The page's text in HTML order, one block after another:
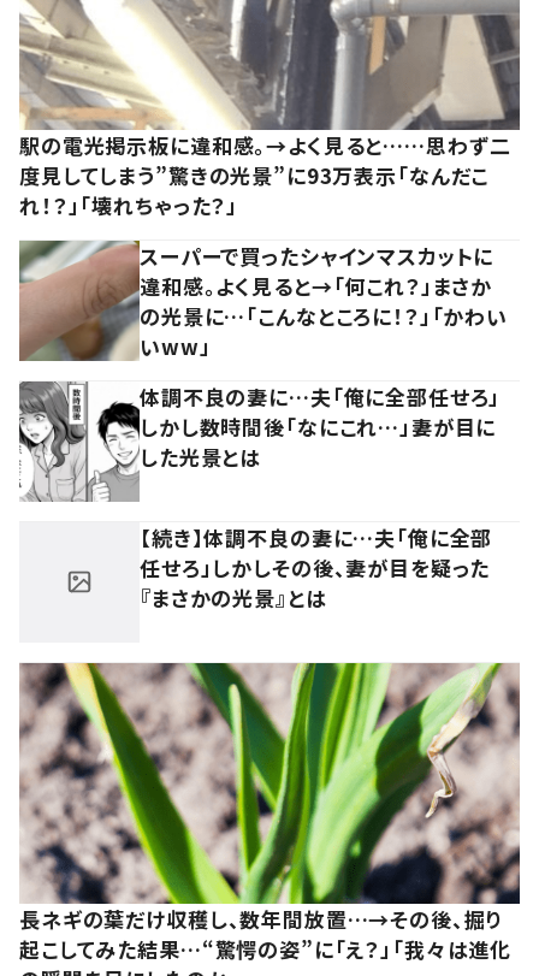
駅の電光掲示板に違和感。→よく見ると……思わず二
度見してしまう”驚きの光景”に93万表示「なんだこ
れ！？」「壊れちゃった？」
スーパーで買ったシャインマスカットに
違和感。よく見ると→「何これ？」まさか
の光景に…「こんなところに！？」「かわい
いww」
体調不良の妻に…夫「俺に全部任せろ」
しかし数時間後「なにこれ…」妻が目に
した光景とは
【続き】体調不良の妻に…夫「俺に全部
任せろ」しかしその後、妻が目を疑った
『まさかの光景』とは
長ネギの葉だけ収穫し、数年間放置…→その後、掘り
起こしてみた結果…“驚愕の姿”に「え？」「我々は進化